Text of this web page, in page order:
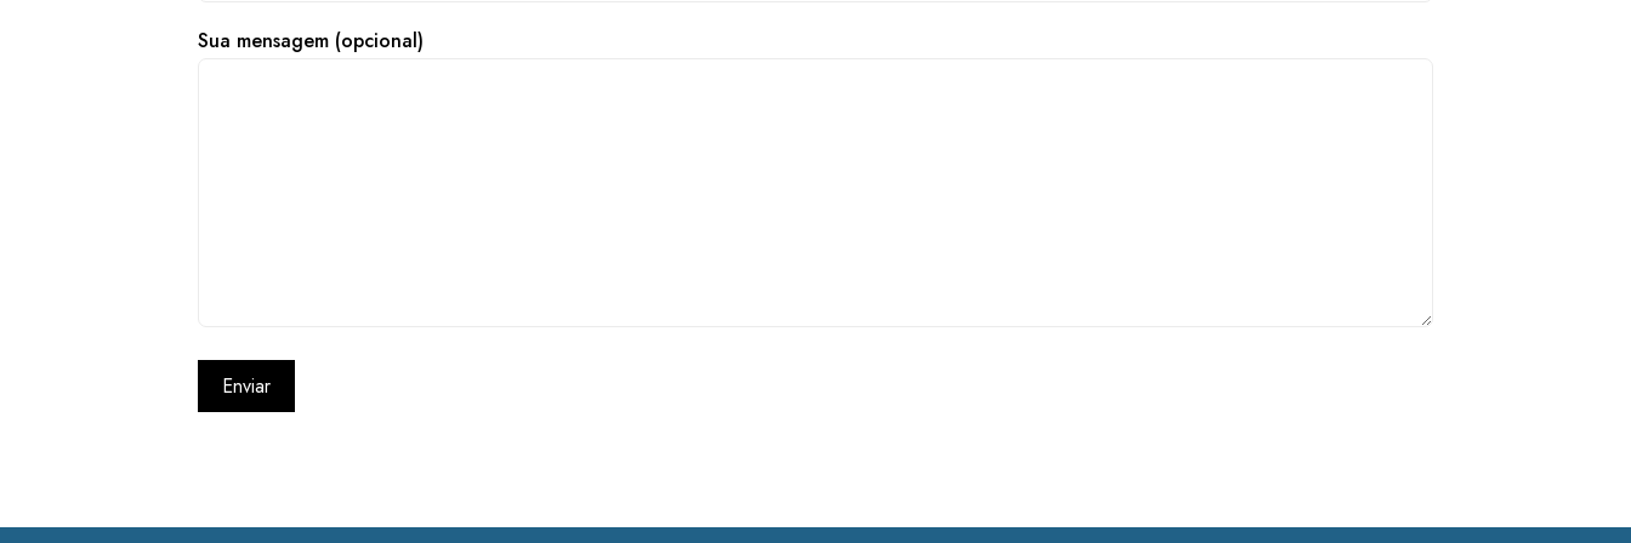
Sua mensagem (opcional)